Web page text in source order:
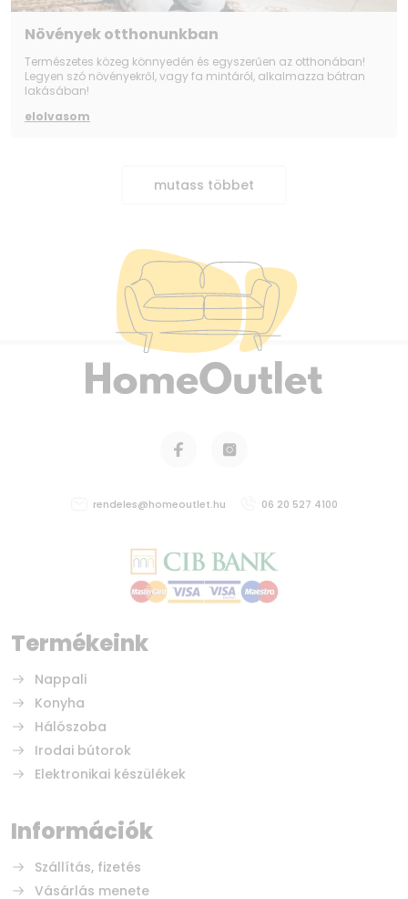
Növények otthonunkban
Természetes közeg könnyedén és egyszerűen az otthonában!
Legyen szó növényekről, vagy fa mintáról, alkalmazza bátran
lakásában!
elolvasom
mutass többet
Termékeink
Nappali
Konyha
Hálószoba
Irodai bútorok
Elektronikai készülékek
rendeles@homeoutlet.hu 06 20 527 4100
Információk
Szállítás, fizetés
Vásárlás menete